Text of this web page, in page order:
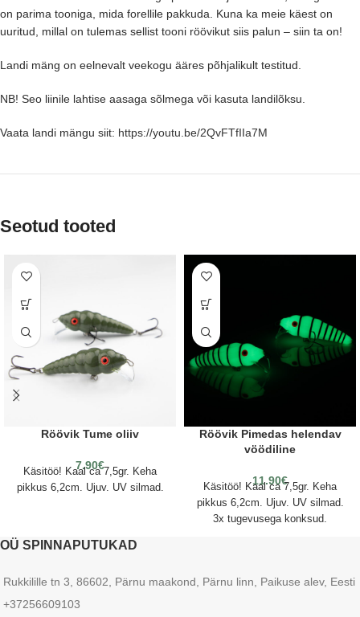
on parima tooniga, mida forellile pakkuda. Kuna ka meie käest on
uuritud, millal on tulemas sellist tooni röövikut siis palun – siin ta on!
Landi mäng on eelnevalt veekogu ääres põhjalikult testitud.
NB! Seo liinile lahtise aasaga sõlmega või kasuta landilõksu.
Vaata landi mängu siit: https://youtu.be/2QvFTfIIa7M
Seotud tooted
Röövik Tume oliiv
7.90€
Käsitöö! Kaal ca 7,5gr. Keha
pikkus 6,2cm. Ujuv. UV silmad.
Röövik Pimedas helendav
vöödiline
11.90€
Käsitöö! Kaal ca 7,5gr. Keha
pikkus 6,2cm. Ujuv. UV silmad.
3x tugevusega konksud.
OÜ SPINNAPUTUKAD
Rukkilille tn 3, 86602, Pärnu maakond, Pärnu linn, Paikuse alev, Eesti
+37256609103